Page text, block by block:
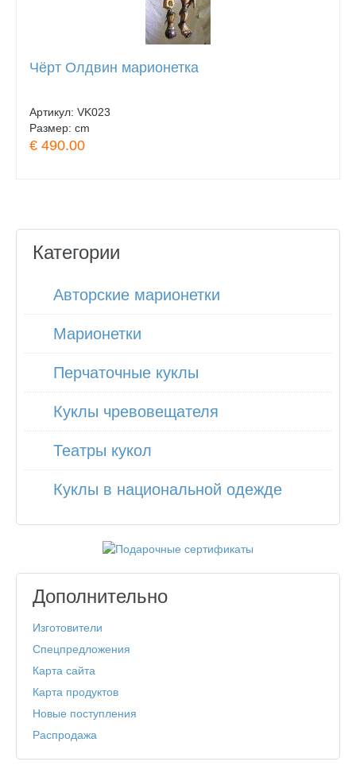
Чёрт Олдвин марионетка
Артикул: VK023
Размер: cm
€ 490.00
Категории
Авторские марионетки
Марионетки
Перчаточные куклы
Куклы чревовещателя
Театры кукол
Куклы в национальной одежде
Дополнительно
Изготовители
Спецпредложения
Карта сайта
Карта продуктов
Новые поступления
Распродажа